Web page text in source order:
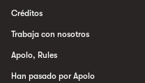
Créditos
Trabaja con nosotros
Apolo, Rules
Han pasado por Apolo